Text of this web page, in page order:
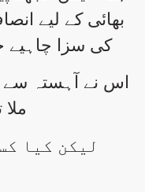
بھائی کے لیے
کی سزا چاہیے
اس نے آہستہ سے
لیکن کیا